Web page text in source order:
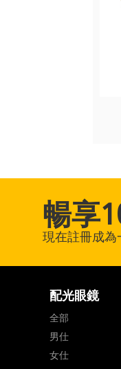
暢享
現在註冊成為
配光眼鏡
全部
男仕
女仕